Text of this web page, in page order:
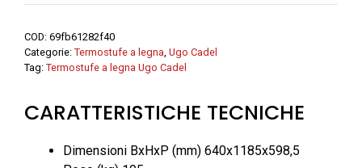
Cadel
quantità
COD: 69fb61282f40
Categorie: Termostufe a legna Ugo Cadel
Tag: Termostufe a legna Ugo Cadel
CARATTERISTICHE TECNICHE
Dimensioni BxHxP (mm) 640x1185x598,5